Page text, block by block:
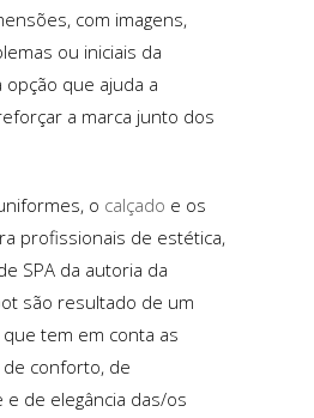
com imagens,
ou iniciais da
opção que ajuda a
a marca junto dos
o calçado e os
profissionais de estética,
SPA da autoria da
são resultado de um
tem em conta as
conforto, de
e de elegância das/os